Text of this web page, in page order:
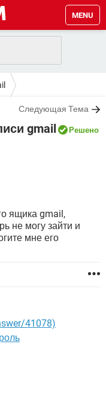
MENU
10
Следующая Тема
gmail Решено
ящика gmail,
не могу зайти и
мне его
41078)